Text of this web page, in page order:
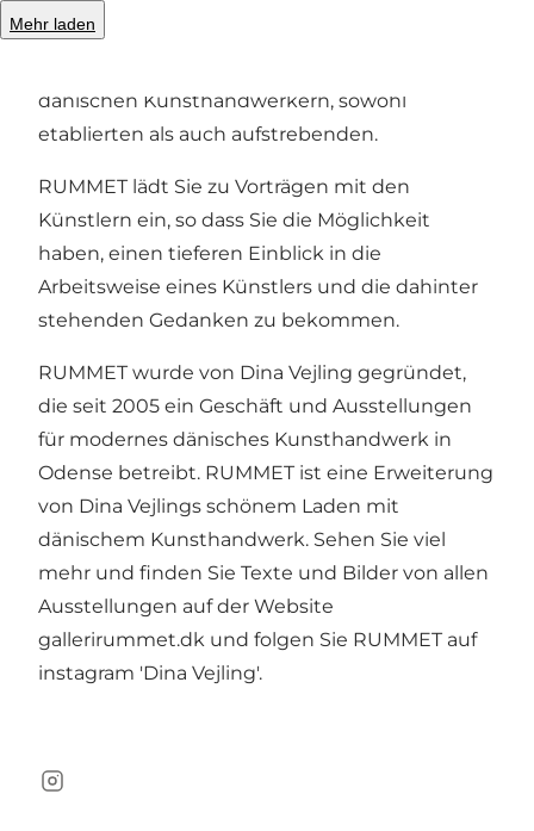
Mehr laden
Wir organisieren 3-5 Ausstellungen pro Jahr mit
dänischen Kunsthandwerkern, sowohl
etablierten als auch aufstrebenden.
RUMMET lädt Sie zu Vorträgen mit den
Künstlern ein, so dass Sie die Möglichkeit
haben, einen tieferen Einblick in die
Arbeitsweise eines Künstlers und die dahinter
stehenden Gedanken zu bekommen.
RUMMET wurde von Dina Vejling gegründet,
die seit 2005 ein Geschäft und Ausstellungen
für modernes dänisches Kunsthandwerk in
Odense betreibt. RUMMET ist eine Erweiterung
von Dina Vejlings schönem Laden mit
dänischem Kunsthandwerk. Sehen Sie viel
mehr und finden Sie Texte und Bilder von allen
Ausstellungen auf der Website
gallerirummet.dk und folgen Sie RUMMET auf
instagram 'Dina Vejling'.
Instagram